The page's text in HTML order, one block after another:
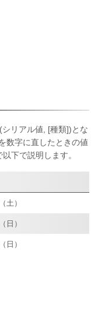
シリアル値, [種類])とな
数字に直したときの値
下で説明します。
土）
日）
日）